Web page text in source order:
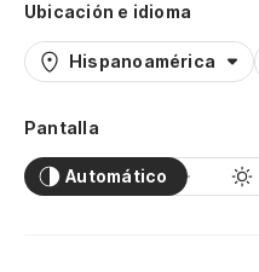
Ubicación e idioma
Hispanoamérica
Pantalla
Automático